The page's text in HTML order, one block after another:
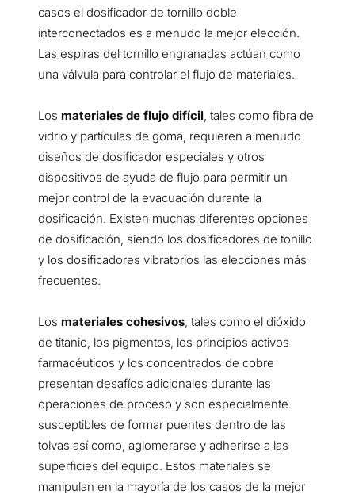
casos el dosificador de tornillo doble
interconectados es a menudo la mejor elección.
Las espiras del tornillo engranadas actúan como
una válvula para controlar el flujo de materiales.
Los materiales de flujo difícil , tales como fibra de
vidrio y partículas de goma, requieren a menudo
diseños de dosificador especiales y otros
dispositivos de ayuda de flujo para permitir un
mejor control de la evacuación durante la
dosificación. Existen muchas diferentes opciones
de dosificación, siendo los dosificadores de tonillo
y los dosificadores vibratorios las elecciones más
frecuentes.
Los materiales cohesivos , tales como el dióxido
de titanio, los pigmentos, los principios activos
farmacéuticos y los concentrados de cobre
presentan desafíos adicionales durante las
operaciones de proceso y son especialmente
susceptibles de formar puentes dentro de las
tolvas así como, aglomerarse y adherirse a las
superficies del equipo. Estos materiales se
manipulan en la mayoría de los casos de la mejor